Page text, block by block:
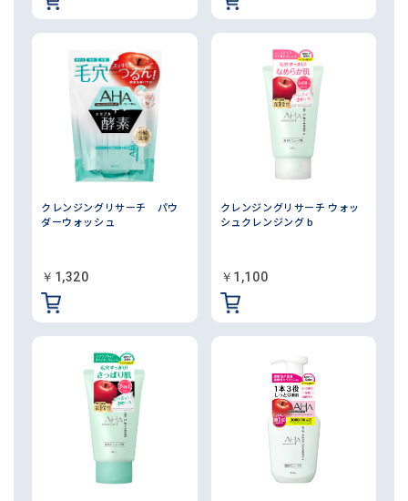
クレンジングリサーチ パウ
ダーウォッシュ
￥1,320
クレンジングリサーチ ウォッ
シュクレンジング b
￥1,100